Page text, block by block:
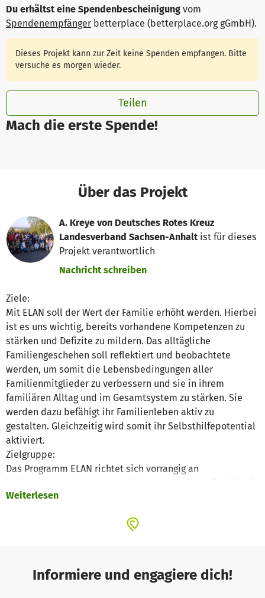
Mach die erste Spende!
Du erhältst eine Spendenbescheinigung vom
Spendenempfänger betterplace (betterplace.org gGmbH).
Dieses Projekt kann zur Zeit keine Spenden empfangen. Bitte
versuche es morgen wieder.
Teilen
Über das Projekt
A. Kreye von Deutsches Rotes Kreuz
Landesverband Sachsen-Anhaltist für dieses
Projekt verantwortlich
Nachricht schreiben
Ziele:
Mit ELAN soll der Wert der Familie erhöht werden. Hierbei
ist es uns wichtig, bereits vorhandene Kompetenzen zu
stärken und Defizite zu mildern. Das alltägliche
Familiengeschehen soll reflektiert und beobachtete
werden, um somit die Lebensbedingungen aller
Familienmitglieder zu verbessern und sie in ihrem
familiären Alltag und im Gesamtsystem zu stärken. Sie
werden dazu befähigt ihr Familienleben aktiv zu
gestalten. Gleichzeitig wird somit ihr Selbsthilfepotential
aktiviert.
Zielgruppe:
Das Programm ELAN richtet sich vorrangig an
Sachsen-Anhalt. Die Familie wird als gesamtes Gefüge
Erziehung und dem Alltag der Kinder beteiligt sind, sollen
In einem einführenden Wochenende, fern vom Alltag
werden die Familien motiviert, gemeinsam aktiv Zeit zu
Weiterlesen
Informiere und engagiere dich!